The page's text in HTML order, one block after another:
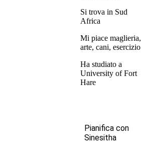
Si trova in Sud
Africa
Mi piace maglieria,
arte, cani, esercizio
Ha studiato a
University of Fort
Hare
Pianifica con
Sinesitha